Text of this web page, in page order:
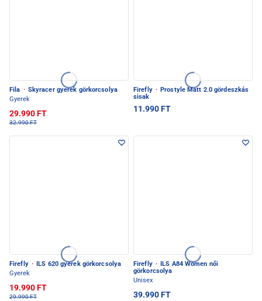
Fila · Skyracer gyerek görkorcsolya
Gyerek
29.990 FT
32.990 FT
Firefly · Prostyle Matt 2.0 gördeszkás
sisak
11.990 FT
Firefly ·
ILS 620 gyerek görkorcsolya
Gyerek
19.990 FT
29.990 FT
Firefly ·
ILS A84 Women női
görkorcsolya
Unisex
39.990 FT